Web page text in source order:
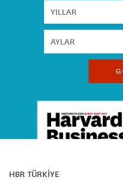
HBR TÜRKİYE